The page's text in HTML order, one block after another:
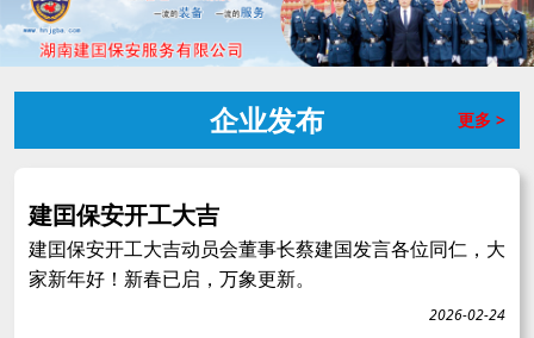
企业发布 更多 >
建囯保安开工大吉
建囯保安开工大吉动员会董事长蔡建国发言各位同仁，大
家新年好！新春已启，万象更新。
2026-02-24